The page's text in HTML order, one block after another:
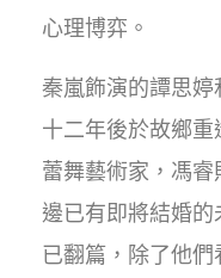
心理博弈。
秦嵐飾演的譚思婷
十二年後於故鄉
蕾舞藝術家，馮
邊已有即將結婚
已翻篇，除了他